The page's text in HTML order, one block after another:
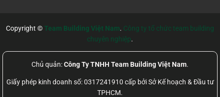
Copyright ©Team Building Việt Nam. Công ty tổ chức team building
chuyên nghiệp.
Chủ quản:Công Ty TNHH Team Building Việt Nam.
Giấy phép kinh doanh số: 0317241910 cấp bởi Sở Kế hoạch & Đầu tư
TPHCM.